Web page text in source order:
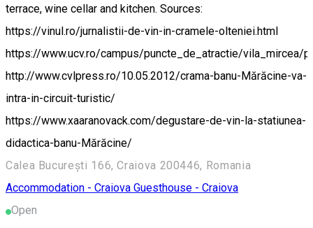
terrace, wine cellar and kitchen. Sources:
https://vinul.ro/jurnalistii-de-vin-in-cramele-olteniei.html
https://www.ucv.ro/campus/puncte_de_atractie/vila_mircea/
http://www.cvlpress.ro/10.05.2012/crama-banu-Mărăcine-va-
intra-in-circuit-turistic/
https://www.xaaranovack.com/degustare-de-vin-la-statiunea-
didactica-banu-Mărăcine/
Calea București 166, Craiova 200446, Romania
Accommodation - Craiova Guesthouse - Craiova
Open